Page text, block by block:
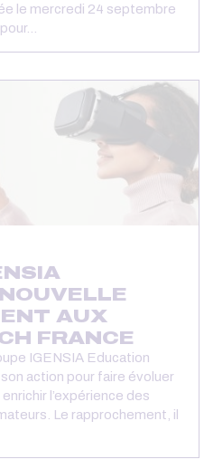
le mercredi 24 septembre
AUX
FRANCE
IGENSIA Education
action pour faire évoluer
l’expérience des
Le rapprochement, il